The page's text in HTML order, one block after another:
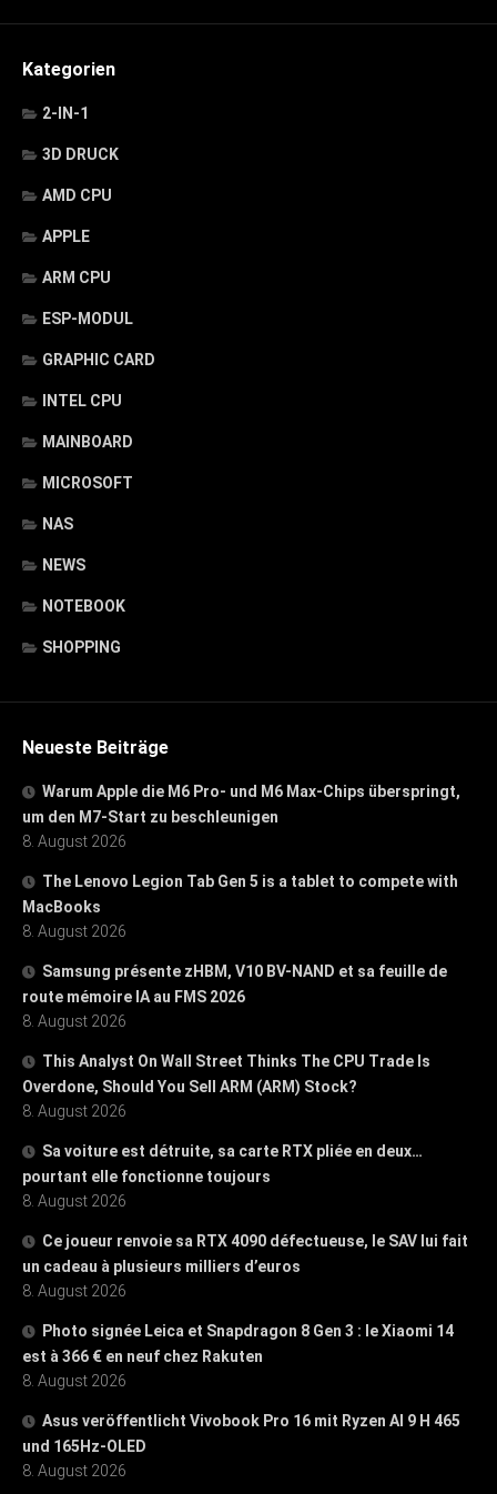
Kategorien
2-IN-1
3D DRUCK
AMD CPU
APPLE
ARM CPU
ESP-MODUL
GRAPHIC CARD
INTEL CPU
MAINBOARD
MICROSOFT
NAS
NEWS
NOTEBOOK
SHOPPING
Neueste Beiträge
Warum Apple die M6 Pro- und M6 Max-Chips überspringt,
um den M7-Start zu beschleunigen
8. August 2026
The Lenovo Legion Tab Gen 5 is a tablet to compete with
MacBooks
8. August 2026
Samsung présente zHBM, V10 BV-NAND et sa feuille de
route mémoire IA au FMS 2026
8. August 2026
This Analyst On Wall Street Thinks The CPU Trade Is
Overdone, Should You Sell ARM (ARM) Stock?
8. August 2026
Sa voiture est détruite, sa carte RTX pliée en deux…
pourtant elle fonctionne toujours
8. August 2026
Ce joueur renvoie sa RTX 4090 défectueuse, le SAV lui fait
un cadeau à plusieurs milliers d’euros
8. August 2026
Photo signée Leica et Snapdragon 8 Gen 3 : le Xiaomi 14
est à 366 € en neuf chez Rakuten
8. August 2026
Asus veröffentlicht Vivobook Pro 16 mit Ryzen AI 9 H 465
und 165Hz-OLED
8. August 2026